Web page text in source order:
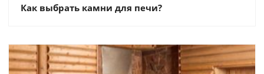
Как выбрать камни для печи?